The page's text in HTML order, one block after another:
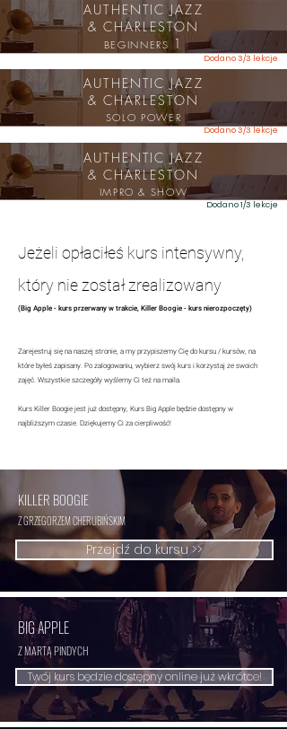
AUTHENTIC JAZZ
& CHARLESTON
BEGINNERS 1
Dodano 3/3 lekcje
AUTHENTIC JAZZ
& CHARLESTON
SOLO POWER
Dodano 3/3 lekcje
AUTHENTIC JAZZ
& CHARLESTON
IMPRO & SHOW
Dodano 1/3 lekcje
Jeżeli opłaciłeś kurs intensywny,
który nie został zrealizowany
(Big Apple - kurs przerwany w trakcie, Killer Boogie - kurs nierozpoczęty)
Zarejestruj się na naszej stronie, a my przypiszemy Cię do kursu / kursów, na
które byłeś zapisany. Po zalogowaniu, wybierz swój kurs i korzystaj ze swoich
zajęć. Wszystkie szczegóły wyślemy Ci też na maila.
Kurs Killer Boogie jest już dostępny, Kurs Big Apple będzie dostępny w
najbliższym czasie. Dziękujemy Ci za cierpliwość!
KILLER BOOGIE
Z GRZEGORZEM CHERUBIŃSKIM
Przejdź do kursu >>
BIG APPLE
Z MARTĄ PINDYCH
Twój kurs będzie dostępny online już wkrótce!